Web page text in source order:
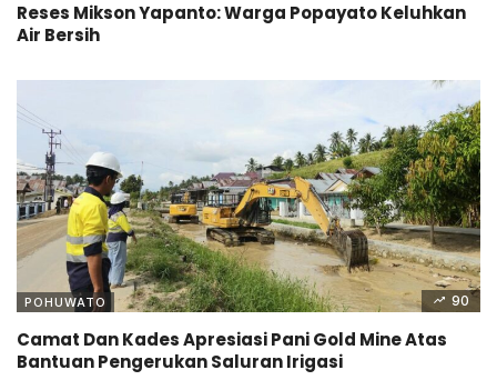
Reses Mikson Yapanto: Warga Popayato Keluhkan
Air Bersih
POHUWATO 90
Camat Dan Kades Apresiasi Pani Gold Mine Atas
Bantuan Pengerukan Saluran Irigasi